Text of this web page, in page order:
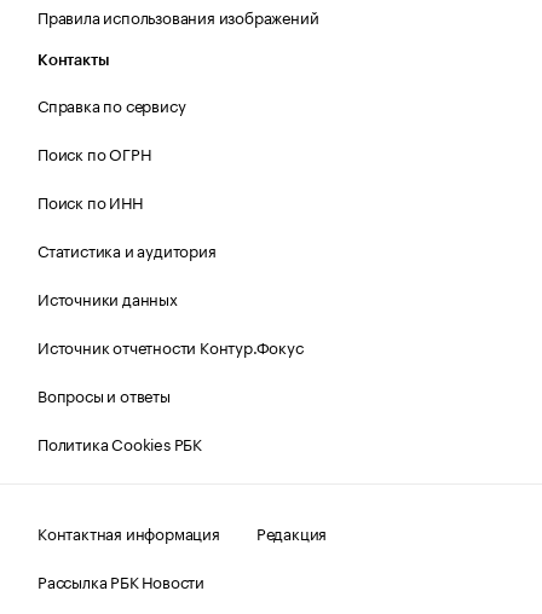
Правила использования изображений
Контакты
Справка по сервису
Поиск по ОГРН
Поиск по ИНН
Статистика и аудитория
Источники данных
Источник отчетности Контур.Фокус
Вопросы и ответы
Политика Cookies РБК
Контактная информация
Редакция
Рассылка РБК Новости